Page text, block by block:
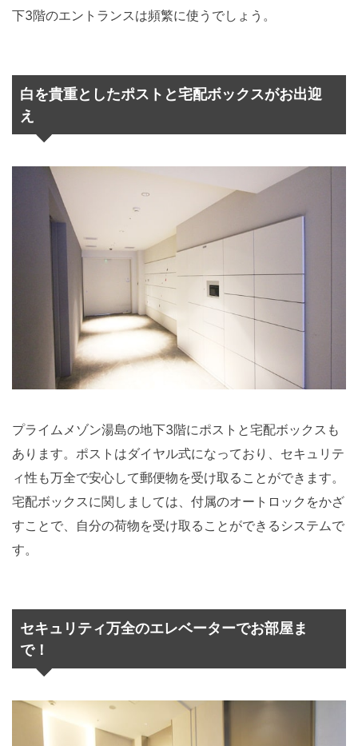
下3階のエントランスは頻繁に使うでしょう。
白を貴重としたポストと宅配ボックスがお出迎
え
プライムメゾン湯島の地下3階にポストと宅配ボックスも
あります。ポストはダイヤル式になっており、セキュリテ
ィ性も万全で安心して郵便物を受け取ることができます。
宅配ボックスに関しましては、付属のオートロックをかざ
すことで、自分の荷物を受け取ることができるシステムで
す。
セキュリティ万全のエレベーターでお部屋ま
で！